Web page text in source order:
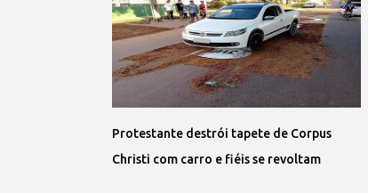
Protestante destrói tapete de Corpus
Christi com carro e fiéis se revoltam